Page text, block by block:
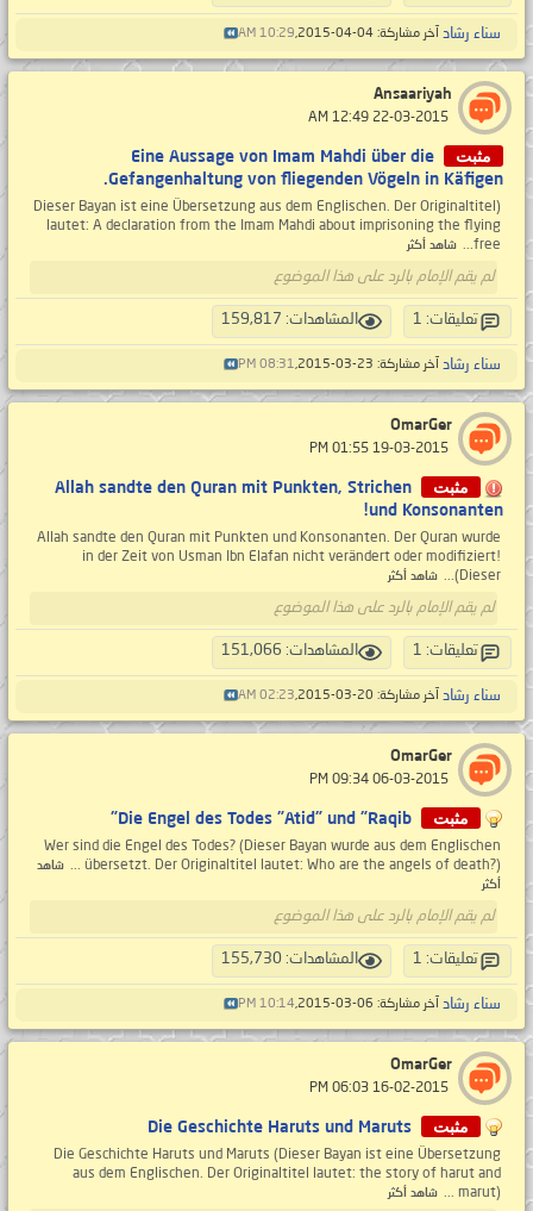
سناء رشاد آخر مشاركة: 04-04-2015, 10:29 AM
Ansaariyah
مثبت
Eine Aussage von Imam Mahdi über die
Gefangenhaltung von fliegenden Vögeln in Käfigen.
(Dieser Bayan ist eine Übersetzung aus dem Englischen. Der Originaltitel
lautet: A declaration from the Imam Mahdi about imprisoning the flying
free...
شاهد أكثر
لم يقم الإمام بالرد على هذا الموضوع
تعليقات: 1 المشاهدات: 159,817
سناء رشاد آخر مشاركة: 23-03-2015, 08:31 PM
OmarGer
مثبت
Allah sandte den Quran mit Punkten, Strichen
und Konsonanten!
Allah sandte den Quran mit Punkten und Konsonanten. Der Quran wurde
in der Zeit von Usman Ibn Elafan nicht verändert oder modifiziert!
(Dieser...
شاهد أكثر
لم يقم الإمام بالرد على هذا الموضوع
تعليقات: 1 المشاهدات: 151,066
سناء رشاد آخر مشاركة: 20-03-2015, 02:23 AM
OmarGer
مثبت Die Engel des Todes "Atid" und "Raqib"
Wer sind die Engel des Todes? (Dieser Bayan wurde aus dem Englischen
übersetzt. Der Originaltitel lautet: Who are the angels of death?) ...
شاهد
أكثر
لم يقم الإمام بالرد على هذا الموضوع
تعليقات: 1 المشاهدات: 155,730
سناء رشاد آخر مشاركة: 06-03-2015, 10:14 PM
OmarGer
مثبت Die Geschichte Haruts und Maruts
Die Geschichte Haruts und Maruts (Dieser Bayan ist eine Übersetzung
aus dem Englischen. Der Originaltitel lautet: the story of harut and
marut) ...
شاهد أكثر